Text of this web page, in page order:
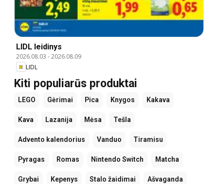
LIDL leidinys
2026.08.03 -2026.08.09
LIDL
Kiti populiarūs produktai
LEGO Gėrimai Pica Knygos Kakava
Kava Lazanija Mėsa Tešla
Advento kalendorius Vanduo Tiramisu
Pyragas Romas Nintendo Switch Matcha
Grybai Kepenys Stalo žaidimai Ašvaganda